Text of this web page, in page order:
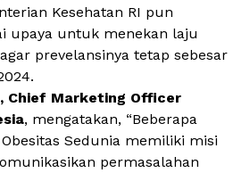
Kesehatan RI pun
upaya untuk menekan laju
prevelansinya tetap sebesar
Chief Marketing Officer
, mengatakan, “Beberapa
Sedunia memiliki misi
permasalahan